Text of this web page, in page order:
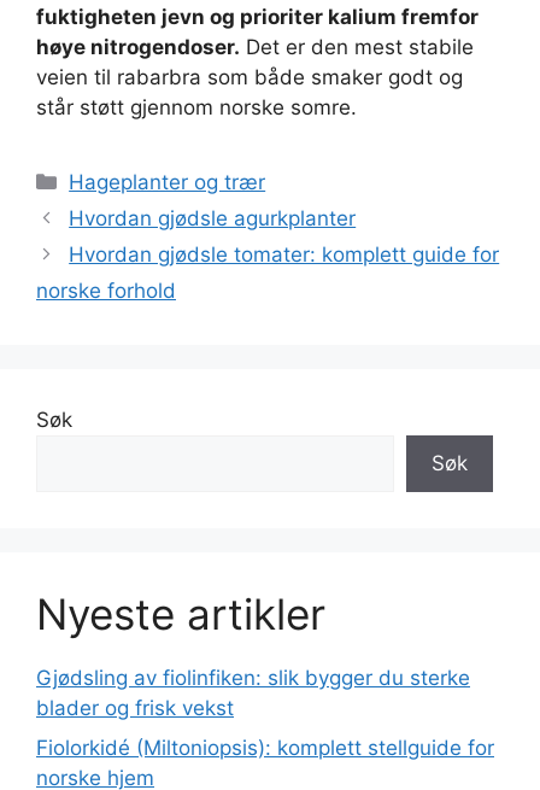
fuktigheten jevn og prioriter kalium fremfor
høye nitrogendoser. Det er den mest stabile
veien til rabarbra som både smaker godt og
står støtt gjennom norske somre.
Kategorier
Hageplanter og trær
Hvordan gjødsle agurkplanter
Hvordan gjødsle tomater: komplett guide for
norske forhold
Søk
Søk
Nyeste artikler
Gjødsling av fiolinfiken: slik bygger du sterke
blader og frisk vekst
Fiolorkidé (Miltoniopsis): komplett stellguide for
norske hjem